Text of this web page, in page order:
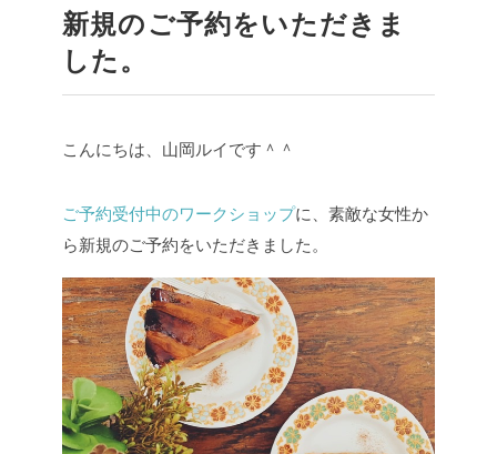
新規のご予約をいただきま
した。
こんにちは、山岡ルイです＾＾
ご予約受付中のワークショップに、素敵な女性か
ら新規のご予約をいただきました。